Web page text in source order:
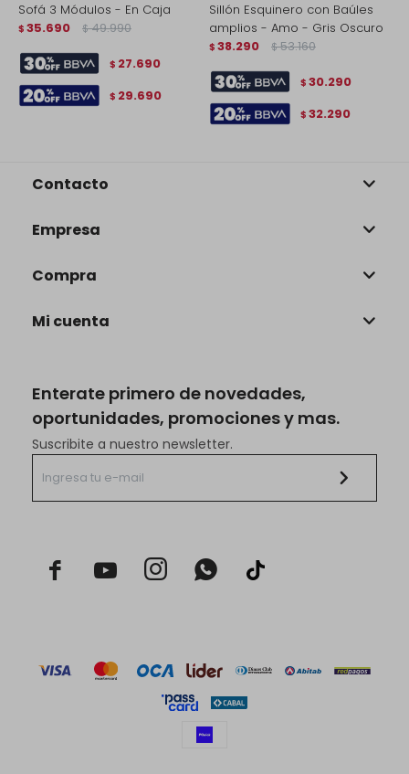
Sofá 3 Módulos - En Caja
$ 35.690 $ 49.990
$ 27.690
$ 29.690
Sillón Esquinero con Baúles
amplios - Amo - Gris Oscuro
$ 38.290 $ 53.160
$ 30.290
$ 32.290
Enterate primero de novedades,
oportunidades, promociones y mas.
Suscribite a nuestro newsletter.
  
Contacto
Empresa
Compra
Mi cuenta